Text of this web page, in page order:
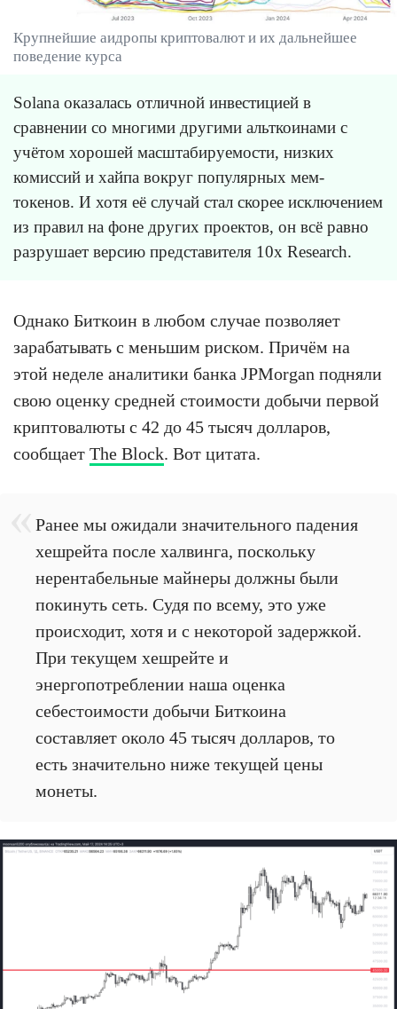
Крупнейшие аидропы криптовалют и их дальнейшее
поведение курса
Solana оказалась отличной инвестицией в
сравнении со многими другими альткоинами с
учётом хорошей масштабируемости, низких
комиссий и хайпа вокруг популярных мем-
токенов. И хотя её случай стал скорее исключением
из правил на фоне других проектов, он всё равно
разрушает версию представителя 10x Research.
Однако Биткоин в любом случае позволяет
зарабатывать с меньшим риском. Причём на
этой неделе аналитики банка JPMorgan подняли
свою оценку средней стоимости добычи первой
криптовалюты с 42 до 45 тысяч долларов,
сообщает The Block. Вот цитата.
Ранее мы ожидали значительного падения
хешрейта после халвинга, поскольку
нерентабельные майнеры должны были
покинуть сеть. Судя по всему, это уже
происходит, хотя и с некоторой задержкой.
При текущем хешрейте и
энергопотреблении наша оценка
себестоимости добычи Биткоина
составляет около 45 тысяч долларов, то
есть значительно ниже текущей цены
монеты.